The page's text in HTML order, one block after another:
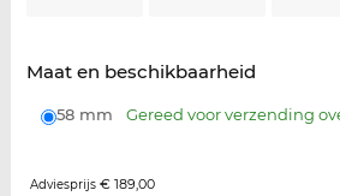
Maat en beschikbaarheid
58 mm Gereed voor verzending
Adviesprijs € 189,00